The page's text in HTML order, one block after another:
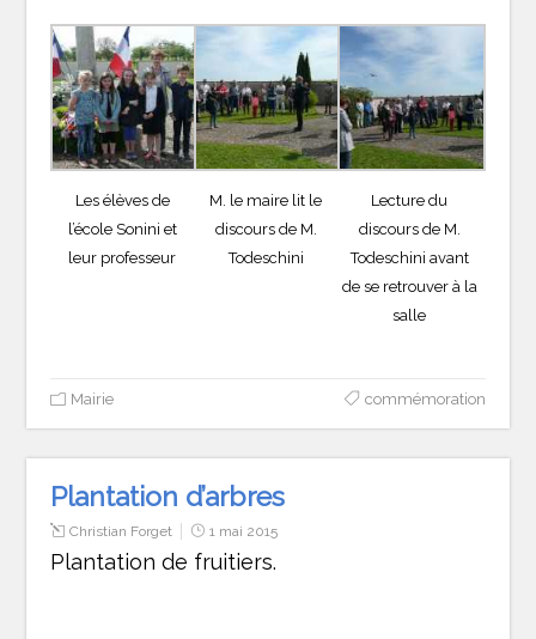
Les élèves de
l’école Sonini et
leur professeur
M. le maire lit le
discours de M.
Todeschini
Lecture du
discours de M.
Todeschini avant
de se retrouver à la
salle
Mairie commémoration
Plantation d’arbres
Christian Forget 1 mai 2015
Plantation de fruitiers.